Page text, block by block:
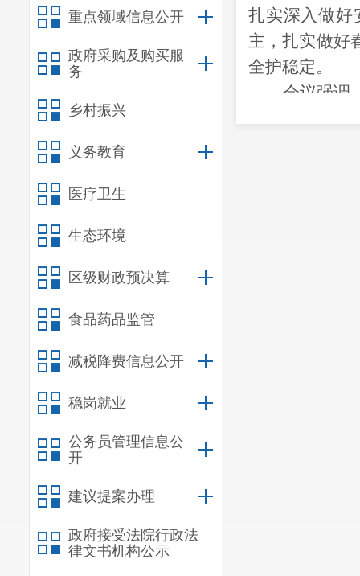
重点领域信息公开
政府采购及购买服
务
乡村振兴
义务教育
医疗卫生
生态环境
区级财政预决算
食品药品监管
减税降费信息公开
稳岗就业
公务员管理信息公
开
建议提案办理
政府接受法院行政法
律文书机构公示
扎实深入做好
主，扎实做好
全护稳定。
会议强调